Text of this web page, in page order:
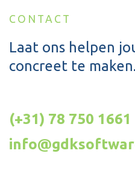
CONTACT
Laat ons helpen
concreet te maken.
(+31) 78 750 1661